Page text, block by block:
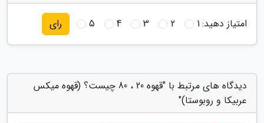
امتیاز دهید:1
2
3
4
5 رای
دیدگاه های مرتبط با "قهوه 20 ، 80 چیست؟ (قهوه میکس
عربیکا و روبوستا)"